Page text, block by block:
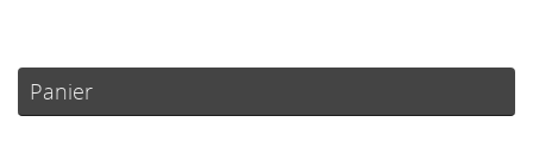
Panier